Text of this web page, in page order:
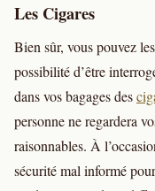
Les Cigares
Bien sûr, vous pouvez
possibilité d’être
dans vos bagages des
personne ne regardera
raisonnables. À
sécurité mal informé